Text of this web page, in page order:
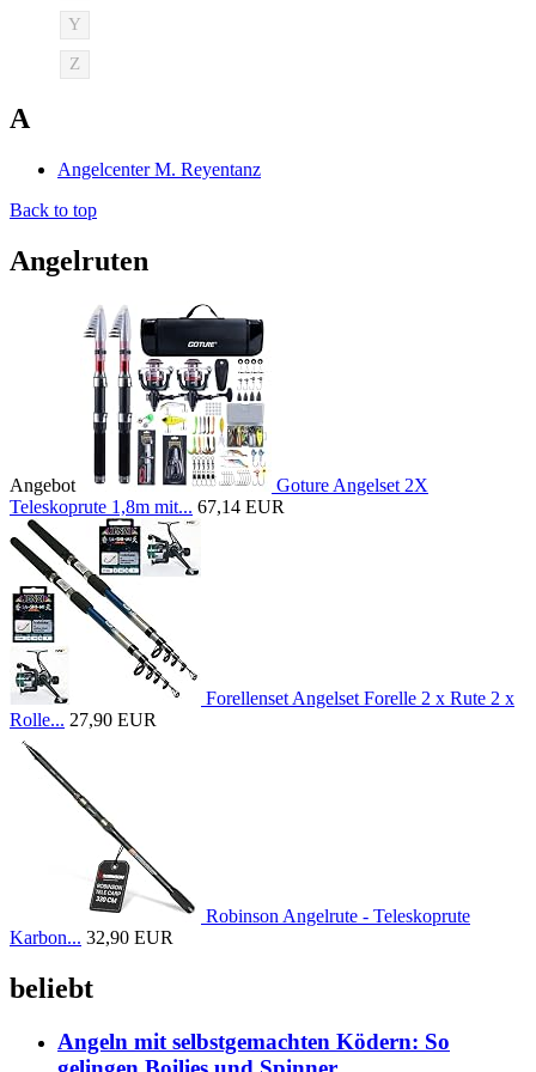
Y
Z
A
Angelcenter M. Reyentanz
Back to top
Angelruten
Angebot
Goture Angelset 2X
Teleskoprute 1,8m mit... 67,14 EUR
Forellenset Angelset Forelle 2 x Rute 2 x
Rolle... 27,90 EUR
Robinson Angelrute - Teleskoprute
Karbon... 32,90 EUR
beliebt
Angeln mit selbstgemachten Ködern: So